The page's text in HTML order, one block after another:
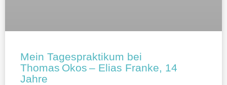
Mein Tagespraktikum bei
Thomas Okos – Elias Franke, 14
Jahre